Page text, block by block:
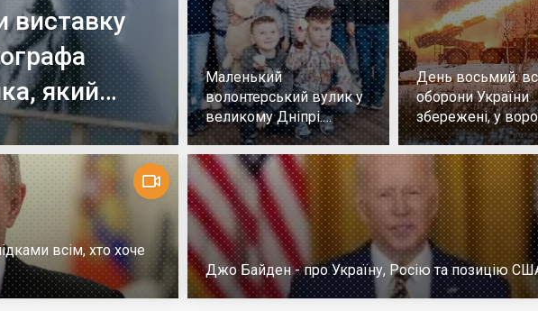
виставку
який
Маленький
волонтерський вулик у
великому Дніпрі.
Репортаж
День восьмий: всі
оборони України
збережені, у
немає успіху
всім, хто хоче
Джо Байден - про Україну, Росію та позицію